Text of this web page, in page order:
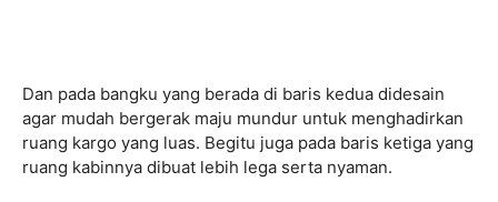
Dan pada bangku yang berada di baris kedua didesain
agar mudah bergerak maju mundur untuk menghadirkan
ruang kargo yang luas. Begitu juga pada baris ketiga yang
ruang kabinnya dibuat lebih lega serta nyaman.